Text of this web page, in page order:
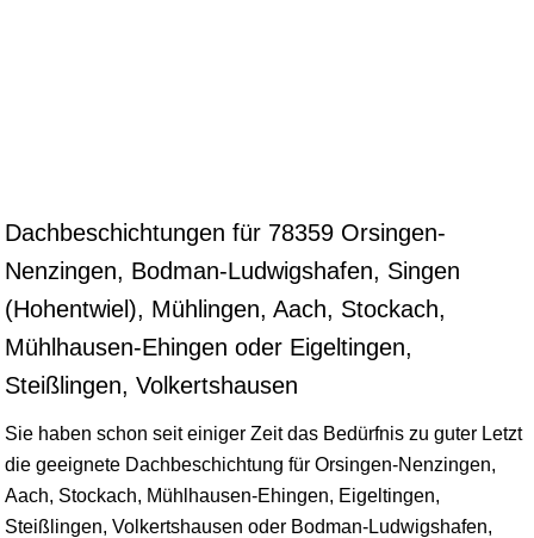
Dachbeschichtungen für 78359 Orsingen-
Nenzingen, Bodman-Ludwigshafen, Singen
(Hohentwiel), Mühlingen, Aach, Stockach,
Mühlhausen-Ehingen oder Eigeltingen,
Steißlingen, Volkertshausen
Sie haben schon seit einiger Zeit das Bedürfnis zu guter Letzt
die geeignete Dachbeschichtung für Orsingen-Nenzingen,
Aach, Stockach, Mühlhausen-Ehingen, Eigeltingen,
Steißlingen, Volkertshausen oder Bodman-Ludwigshafen,